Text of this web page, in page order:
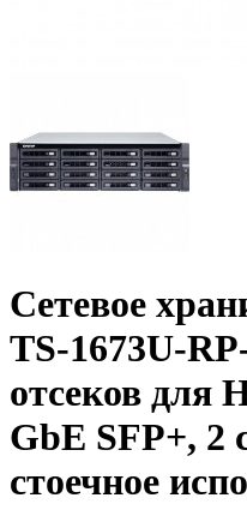
Сетевое
TS-1673U-
отсеков для
GbE SFP+­, 2
стоечное